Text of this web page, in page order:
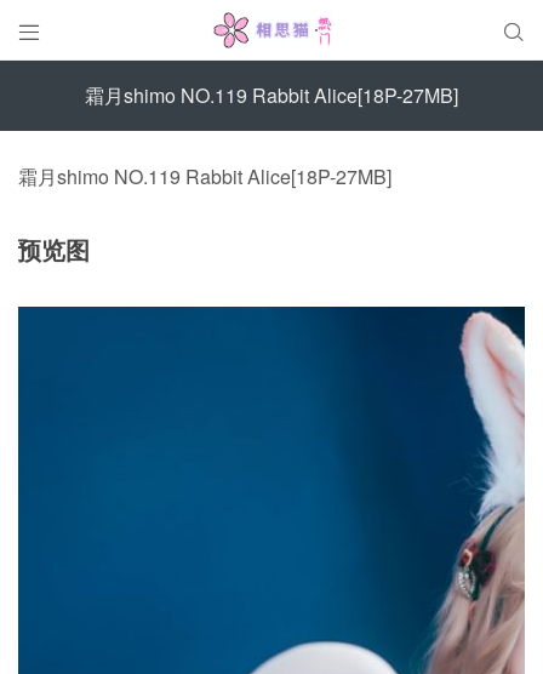
 
霜月shimo NO.119 Rabbit Alice[18P-27MB]
霜月shimo NO.119 Rabbit Alice[18P-27MB]
预览图